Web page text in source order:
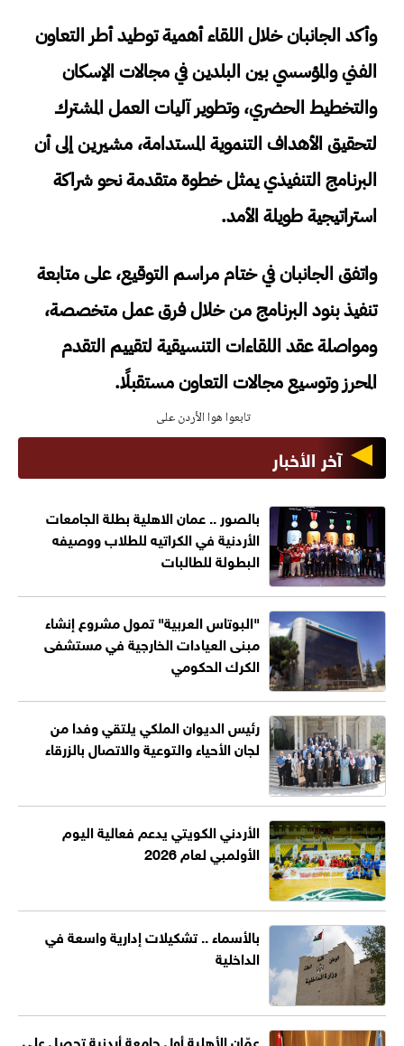
وأكد الجانبان خلال اللقاء أهمية توطيد أطر التعاون
الفني والمؤسسي بين البلدين في مجالات الإسكان
والتخطيط الحضري، وتطوير آليات العمل المشترك
لتحقيق الأهداف التنموية المستدامة، مشيرين إلى أن
البرنامج التنفيذي يمثل خطوة متقدمة نحو شراكة
استراتيجية طويلة الأمد.
واتفق الجانبان في ختام مراسم التوقيع، على متابعة
تنفيذ بنود البرنامج من خلال فرق عمل متخصصة،
ومواصلة عقد اللقاءات التنسيقية لتقييم التقدم
المحرز وتوسيع مجالات التعاون مستقبلًا.
تابعوا هوا الأردن على
آخر الأخبار
بالصور .. عمان الاهلية بطلة الجامعات
الأردنية في الكراتيه للطلاب ووصيفه
البطولة للطالبات
"البوتاس العربية" تمول مشروع إنشاء
مبنى العيادات الخارجية في مستشفى
الكرك الحكومي
رئيس الديوان الملكي يلتقي وفدا من
لجان الأحياء والتوعية والاتصال بالزرقاء
الأردني الكويتي يدعم فعالية اليوم
الأولمبي لعام 2026
بالأسماء .. تشكيلات إدارية واسعة في
الداخلية
عمّان الأهلية أول جامعة أردنية تحصل على